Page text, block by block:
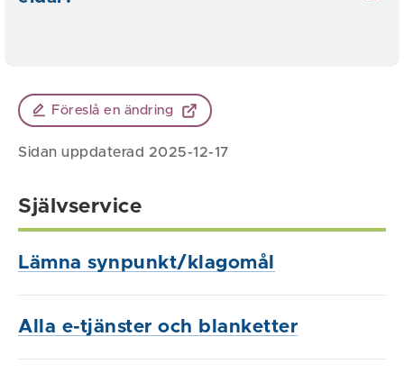
Föreslå en ändring
Sidan uppdaterad 2025-12-17
Självservice
Lämna synpunkt/klagomål
Alla e-tjänster och blanketter